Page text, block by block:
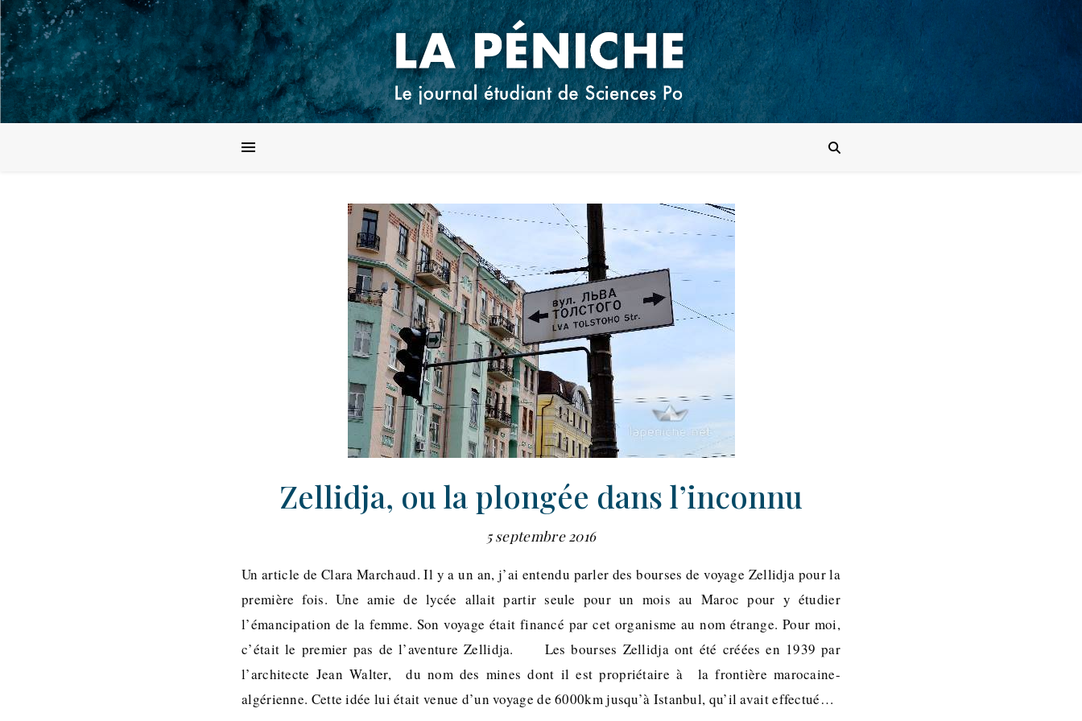
Zellidja, ou la plongée dans l’inconnu
5 septembre 2016
Un article de Clara Marchaud. Il y a un an, j’ai entendu parler des bourses de voyage Zellidja pour la
première fois. Une amie de lycée allait partir seule pour un mois au Maroc pour y étudier
l’émancipation de la femme. Son voyage était financé par cet organisme au nom étrange. Pour moi,
c’était le premier pas de l’aventure Zellidja. Les bourses Zellidja ont été créées en 1939 par
l’architecte Jean Walter, du nom des mines dont il est propriétaire à la frontière marocaine-
algérienne. Cette idée lui était venue d’un voyage de 6000km jusqu’à Istanbul, qu’il avait effectué…